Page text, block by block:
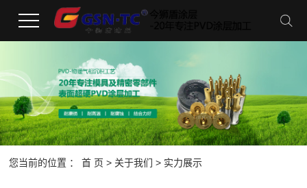
您当前的位置 ：首 页 > 关于我们> 实力展示